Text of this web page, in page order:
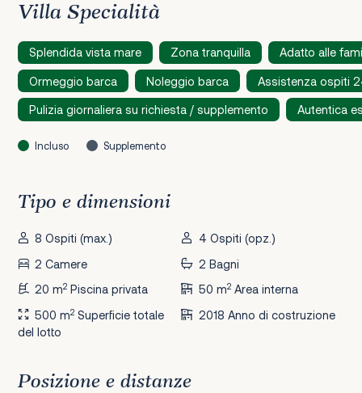
Villa Specialità
Splendida vista mare Zona tranquilla Adatto alle
Ormeggio barca Noleggio barca Assistenza ospiti
Pulizia giornaliera su richiesta / supplemento Autentica
Incluso Supplemento
Tipo e dimensioni
8 Ospiti (max.)
4 Ospiti (opz.)
2 Camere
2 Bagni
20 m2 Piscina privata 50 m2Area interna
500 m2 Superficie totale
del lotto
2018 Anno di costruzione
Posizione e distanze